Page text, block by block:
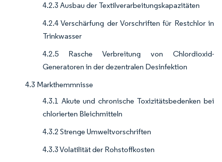
4.2.3 Ausbau der Textilverarbeitungskapazitäten
4.2.4 Verschärfung der Vorschriften für Restchlor in
Trinkwasser
4.2.5 Rasche Verbreitung von Chlordioxid-
Generatoren in der dezentralen Desinfektion
4.3 Markthemmnisse
4.3.1 Akute und chronische Toxizitätsbedenken bei
chlorierten Bleichmitteln
4.3.2 Strenge Umweltvorschriften
4.3.3 Volatilität der Rohstoffkosten